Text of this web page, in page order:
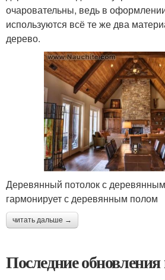
очаровательны, ведь в
используются всё те же два
дерево.
Деревянный потолок с
гармонирует с деревянным полом
читать дальше →
Последние обновления